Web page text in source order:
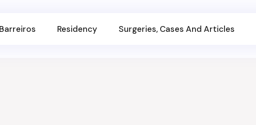
Residency Surgeries, Cases And Articles